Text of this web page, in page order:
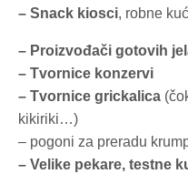
– Snack kiosci, robne
– Proizvođači gotovih
– Tvornice konzervi
– Tvornice grickalica
kikiriki…)
– pogoni za preradu
– Velike pekare, testne